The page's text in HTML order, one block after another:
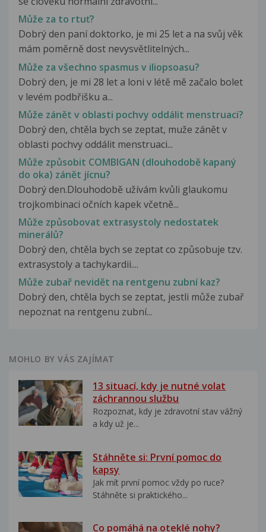
Může za to rtuť?
Dobrý den paní doktorko, je mi 25 let a na svůj věk
mám poměrně dost nevysvětlitelných...
Může za všechno spasmus v iliopsoasu?
Dobrý den, je mi 28 let a loni v létě mě začalo bolet
v levém podbřišku a...
Může zánět v oblasti pochvy oddálit menstruaci?
Dobrý den, chtěla bych se zeptat, muže zánět v
oblasti pochvy oddálit menstruaci...
Může způsobit COMBIGAN (dlouhodobě kapaný
do oka) zánět jícnu?
Dobrý den.Dlouhodobě užívám kvůli glaukomu
trojkombinaci očních kapek včetně...
Může způsobovat extrasystoly nedostatek
minerálů?
Dobrý den, chtěla bych se zeptat co způsobuje tzv.
extrasystoly a tachykardii....
Může zubař nevidět na rentgenu zubní kaz?
Dobrý den, chtěla bych se zeptat, jestli může zubař
nepoznat na rentgenu zubní...
MOHLO BY VÁS ZAJÍMAT
13 situací, kdy je nutné volat
záchrannou službu
Rozpoznat, kdy je zdravotní stav vážný
a kdy už je...
Stáhněte si: První pomoc do
kapsy
Jak mít první pomoc vždy po ruce?
Stáhněte si praktického...
Co pomáhá na oteklé nohy?